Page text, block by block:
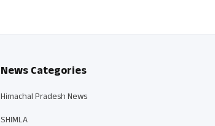
News Categories
Himachal Pradesh News
SHIMLA